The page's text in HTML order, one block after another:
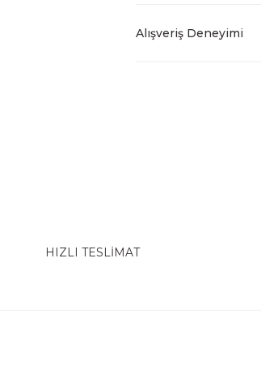
Alışveriş Deneyimi
HIZLI TESLİMAT